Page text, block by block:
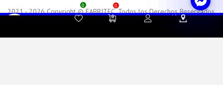
0 0
Atención al
2021 -2026Copyright © FABRITEC. Todos los Derechos Reservados.
Desarrollado por HTEC